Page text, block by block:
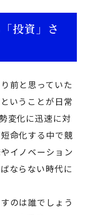
投資」さ
前と思っていた
いうことが日常
変化に迅速に対
命化する中で競
イノベーション
ならない時代に
のは誰でしょう